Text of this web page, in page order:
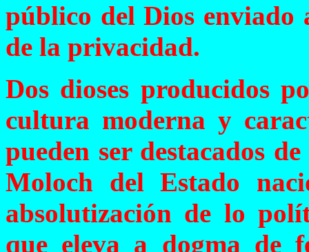
público del Dios
de la privacidad.
Dos dioses producidos
cultura moderna y
pueden ser destacados
Moloch del Estado
absolutización de lo
que eleva a dogma de